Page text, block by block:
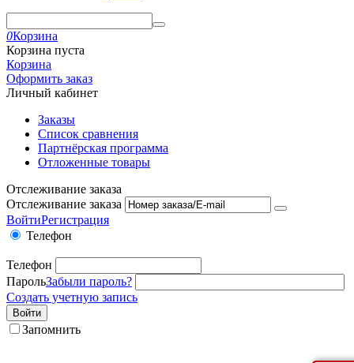
0Корзина
Корзина пуста
Корзина
Оформить заказ
Личный кабинет
Заказы
Список сравнения
Партнёрская программа
Отложенные товары
Отслеживание заказа
Отслеживание заказа
ВойтиРегистрация
Телефон
Телефон
ПарольЗабыли пароль?
Создать учетную запись
Войти
Запомнить